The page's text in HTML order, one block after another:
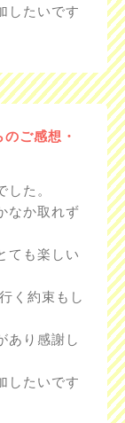
したいです
ご感想・
た。
なか取れず
ても楽しい
く約束もし
あり感謝し
したいです